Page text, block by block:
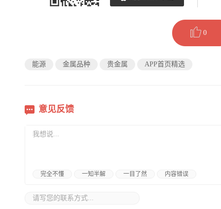
0
能源 金属品种 贵金属 APP首页精选
意见反馈
完全不懂 一知半解 一目了然 内容错误